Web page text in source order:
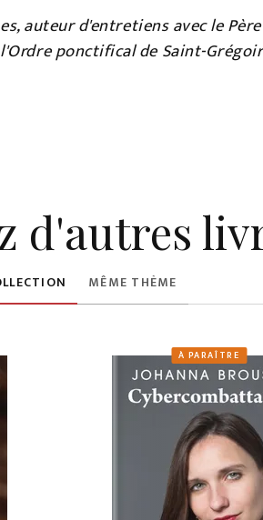
auteur d'entretiens avec le
ponctifical de Saint-
d'autres
MÊME THÈME
À PARAÎTRE